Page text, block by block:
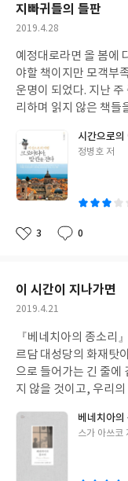
분
류
지빠귀들의 들판
작
일
2019.4.28
예정대로라면 올 봄에
야할 책이지만 모객부
운명이 되었다. 지난
리하며 읽지 않은 책들
아티아 일주 등이고,
게 많은 나라가 있는지
을 고를 때는 확실히 안목이 달라질
오스트리아-독일, 터키
해, 이오니아해, 에게
충지로 열강들의 각축
민족이 주를 이루지만
고, 여러 민족과 종교가 공
리아 합스부르크에 속
패하자 1918년 베오
헤르체고비나, 크로아
로베니아)을 건국했다
전후 유고슬라비아 사
나라로 분리독립하는 치열한 역사
갖게 되는 곳은 먼저 '
다. 1389년 세르비아
시간으로
글
정병호 저
좋
3
댓
0
작
이 시간이 지나가면
작
일
2019.4.21
『베네치아의 종소리
르담 대성당의 화재탓이 클 것이다. 노트르
으로 들어가는 긴 줄에
지 않을 것이고, 우리
사르트르 대성당까지
는 산티아고 순례길에
m는 기차를 타고 나
베네치아의
글
스가 아쓰코